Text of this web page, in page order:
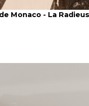
Monaco - La